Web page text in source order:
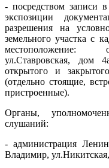
- посредством записи
экспозиции
разрешения на
земельного участка с
местоположение:
ул.Ставровская, дом
открытого и
(отдельно стоящие,
пристроенные).
Органы,
слушаний:
- администрация
Владимир,